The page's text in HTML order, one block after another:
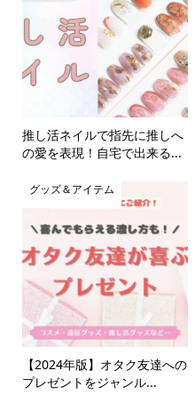
推し活ネイルで指先に推しへ
の愛を表現！自宅で出来る...
グッズ＆アイテム
【2024年版】オタク友達への
プレゼントをジャンル...